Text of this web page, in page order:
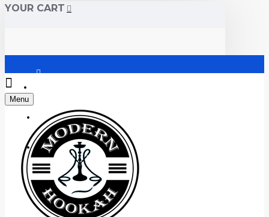
YOUR CART
Регистрация
+38 (095) 945 04 33
Menu